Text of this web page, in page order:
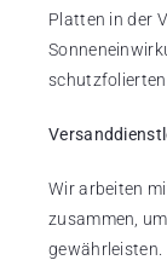
Platten in der
Wir arbeiten
zusammen,
gewährleisten.